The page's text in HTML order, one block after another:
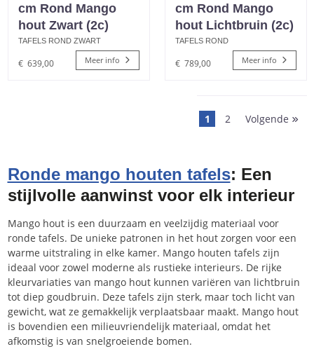
cm Rond Mango
hout Zwart (2c)
TAFELS ROND ZWART
€ 639,00 Meer info
cm Rond Mango
hout Lichtbruin (2c)
TAFELS ROND
€ 789,00 Meer info
1 2 Volgende
Ronde mango houten tafels: Een
stijlvolle aanwinst voor elk interieur
Mango hout is een duurzaam en veelzijdig materiaal voor
ronde tafels. De unieke patronen in het hout zorgen voor een
warme uitstraling in elke kamer. Mango houten tafels zijn
ideaal voor zowel moderne als rustieke interieurs. De rijke
kleurvariaties van mango hout kunnen variëren van lichtbruin
tot diep goudbruin. Deze tafels zijn sterk, maar toch licht van
gewicht, wat ze gemakkelijk verplaatsbaar maakt. Mango hout
is bovendien een milieuvriendelijk materiaal, omdat het
afkomstig is van snelgroeiende bomen.